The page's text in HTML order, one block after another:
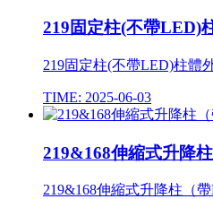
219固定柱(不帶LED)
219固定柱(不帶LED)柱體
TIME: 2025-06-03
219&168伸縮式升降
219&168伸縮式升降柱（帶